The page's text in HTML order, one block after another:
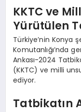
KKTC ve
Yürütülen
Türkiye’nin Konya
Komutanlığı’nda
Ankası-2024
(KKTC) ve milli
ediyor.
Tatbikatın